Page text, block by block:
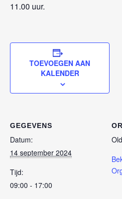
11.00 uur.
TOEVOEGEN AAN
KALENDER
GEGEVENS
Datum:
14 september 2024
Tijd:
09:00 - 17:00